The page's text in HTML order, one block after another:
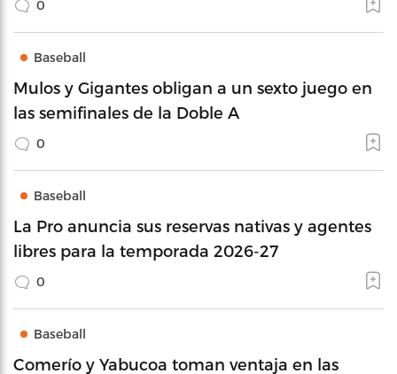
0
Baseball
Mulos y Gigantes obligan a un sexto juego en
las semifinales de la Doble A
0
Baseball
La Pro anuncia sus reservas nativas y agentes
libres para la temporada 2026-27
0
Baseball
Comerío y Yabucoa toman ventaja en las